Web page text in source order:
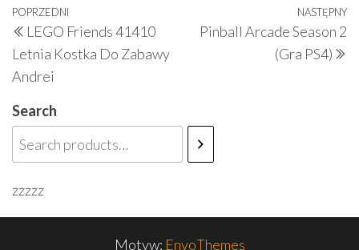
Nawigacja
wpisu
Poprzedni
wpis
POPRZEDNI
LEGO Friends 41410
Letnia Kostka Do Zabawy
Andrei
NASTĘPNY
Pinball Arcade Season 2
(Gra PS4)
Search
zzzzz
Motyw: EnvoThemes